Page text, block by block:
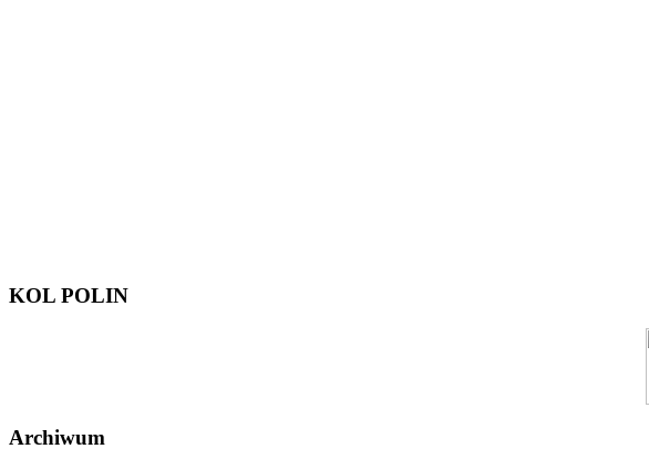
KOL POLIN
Archiwum